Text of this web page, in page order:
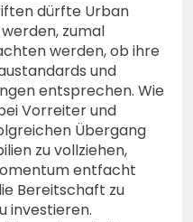
dürfte Urban
zumal
werden, ob ihre
und
entsprechen. Wie
Vorreiter und
Übergang
zu vollziehen,
entfacht
Bereitschaft zu
investieren.